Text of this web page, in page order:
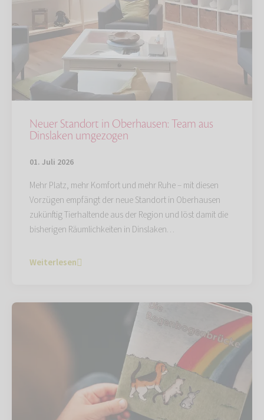
Neuer Standort in Oberhausen: Team aus
Dinslaken umgezogen
01. Juli 2026
Mehr Platz, mehr Komfort und mehr Ruhe – mit diesen
Vorzügen empfängt der neue Standort in Oberhausen
zukünftig Tierhaltende aus der Region und löst damit die
bisherigen Räumlichkeiten in Dinslaken…
Weiterlesen